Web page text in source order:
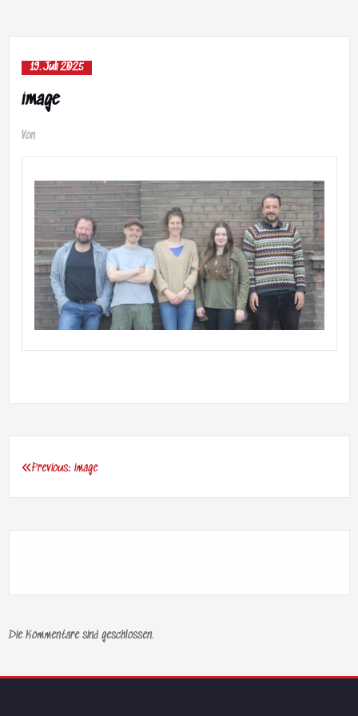
19. Juli 2025
image
Von
Beitragsnavigation
Previous: image
Die Kommentare sind geschlossen.